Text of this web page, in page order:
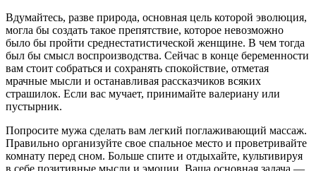
Вдумайтесь, разве природа, основная цель которой эволюция,
могла бы создать такое препятствие, которое невозможно
было бы пройти среднестатистической женщине. В чем тогда
был бы смысл воспроизводства. Сейчас в конце беременности
вам стоит собраться и сохранять спокойствие, отметая
мрачные мысли и останавливая рассказчиков всяких
страшилок. Если вас мучает, принимайте валериану или
пустырник.
Попросите мужа сделать вам легкий поглаживающий массаж.
Правильно организуйте свое спальное место и проветривайте
комнату перед сном. Больше спите и отдыхайте, культивируя
в себе позитивные мысли и эмоции. Ваша основная задача —